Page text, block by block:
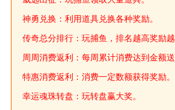
神勇兑换：利用道具兑换各种奖励。
传奇总分排行：玩捕鱼，排名越高奖励越
周周消费返利：每周累计消费达到金额送
特惠消费返利：消费一定数额获得奖励。
幸运魂珠转盘：玩转盘赢大奖。